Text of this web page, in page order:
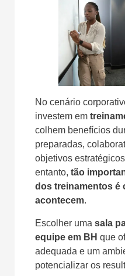
No cenário
investem em
colhem benefícios
preparadas,
objetivos
entanto, tão
dos treinamentos é
acontecem.
Escolher uma sala
equipe em BH que
adequada e um
potencializar os